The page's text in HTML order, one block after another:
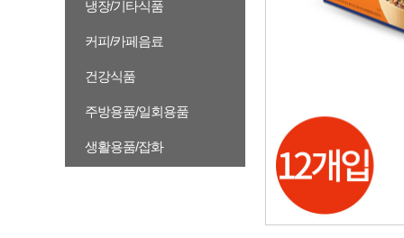
냉장/기타식품
커피/카페음료
건강식품
주방용품/일회용품
생활용품/잡화